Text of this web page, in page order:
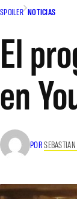
SPOILER NOTICIAS
El
en
POR